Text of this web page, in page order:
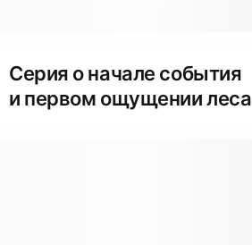
Серия о начале события
и первом ощущении леса